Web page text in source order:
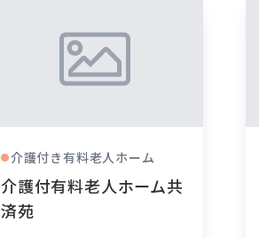
●介護付き有料老人ホーム
介護付有料老人ホーム共
済苑